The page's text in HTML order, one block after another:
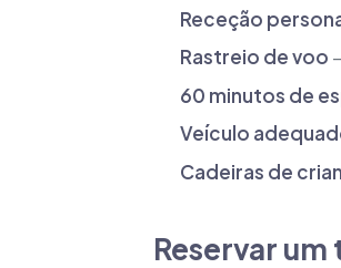
Receção
Rastreio de voo
60 minutos de
Veículo
Cadeiras de
Reservar